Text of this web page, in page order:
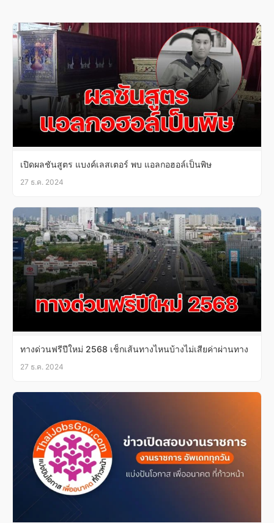
เปิดผลชันสูตร แบงค์เลสเตอร์ พบ แอลกอฮอล์เป็นพิษ
27 ธ.ค. 2024
ทางด่วนฟรีปีใหม่ 2568 เช็กเส้นทางไหนบ้างไม่เสียค่าผ่านทาง
27 ธ.ค. 2024